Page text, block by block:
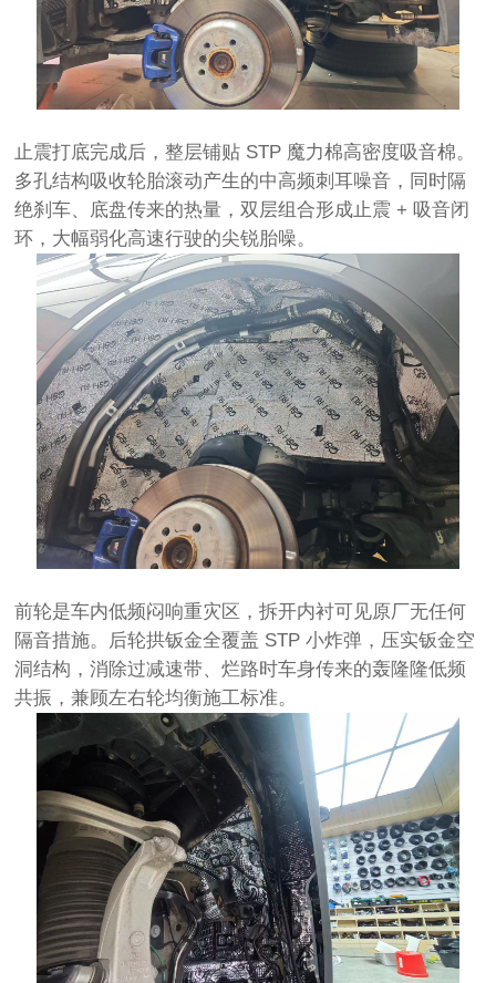
止震打底完成后，整层铺贴 STP 魔力棉高密度吸音棉。
多孔结构吸收轮胎滚动产生的中高频刺耳噪音，同时隔
绝刹车、底盘传来的热量，双层组合形成止震 + 吸音闭
环，大幅弱化高速行驶的尖锐胎噪。
前轮是车内低频闷响重灾区，拆开内衬可见原厂无任何
隔音措施。后轮拱钣金全覆盖 STP 小炸弹，压实钣金空
洞结构，消除过减速带、烂路时车身传来的轰隆隆低频
共振，兼顾左右轮均衡施工标准。